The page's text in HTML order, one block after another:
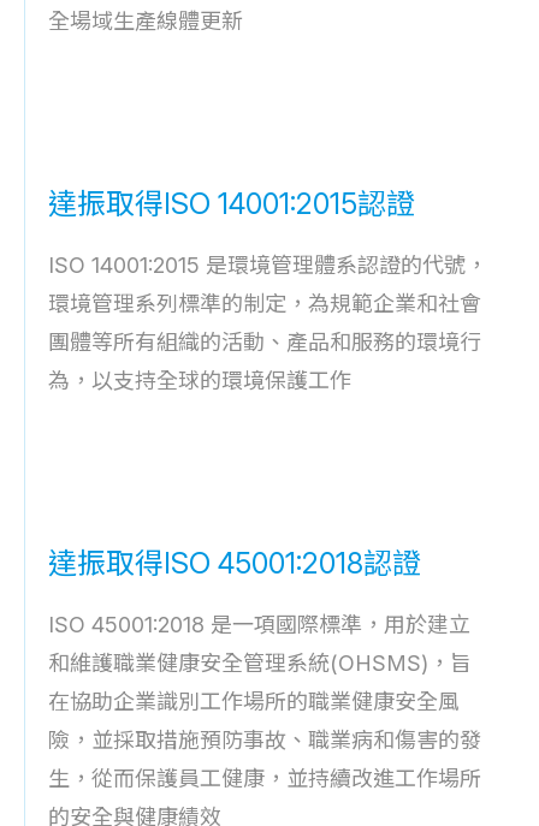
全場域生產線體更新
達振取得ISO 14001:2015認證
ISO 14001:2015 是環境管理體系認證的代號，
環境管理系列標準的制定，為規範企業和社會
團體等所有組織的活動、產品和服務的環境行
為，以支持全球的環境保護工作
達振取得ISO 45001:2018認證
ISO 45001:2018 是一項國際標準，用於建立
和維護職業健康安全管理系統(OHSMS)，旨
在協助企業識別工作場所的職業健康安全風
險，並採取措施預防事故、職業病和傷害的發
生，從而保護員工健康，並持續改進工作場所
的安全與健康績效